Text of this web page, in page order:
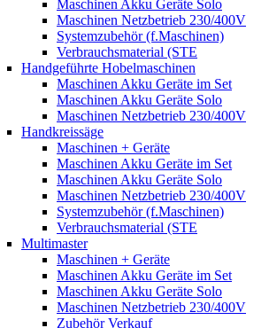
Maschinen Akku Geräte Solo
Maschinen Netzbetrieb 230/400V
Systemzubehör (f.Maschinen)
Verbrauchsmaterial (STE
Handgeführte Hobelmaschinen
Maschinen Akku Geräte im Set
Maschinen Akku Geräte Solo
Maschinen Netzbetrieb 230/400V
Handkreissäge
Maschinen + Geräte
Maschinen Akku Geräte im Set
Maschinen Akku Geräte Solo
Maschinen Netzbetrieb 230/400V
Systemzubehör (f.Maschinen)
Verbrauchsmaterial (STE
Multimaster
Maschinen + Geräte
Maschinen Akku Geräte im Set
Maschinen Akku Geräte Solo
Maschinen Netzbetrieb 230/400V
Zubehör Verkauf